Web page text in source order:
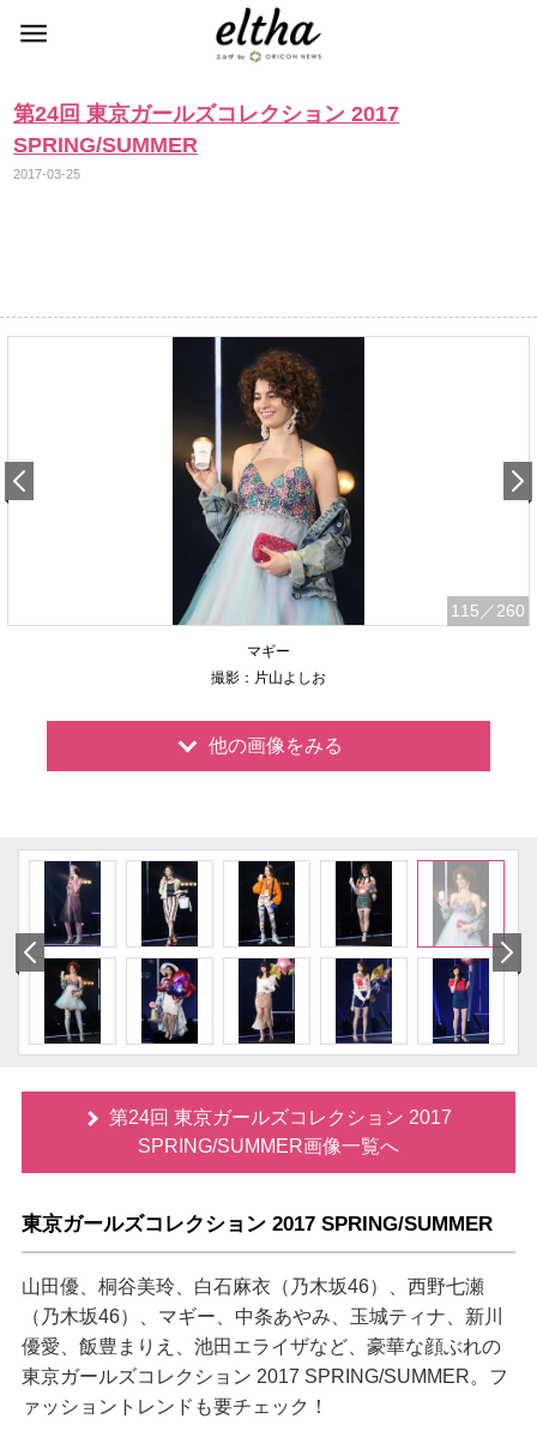
第24回 東京ガールズコレクション 2017
SPRING/SUMMER
2017-03-25
115 ／260
マギー
撮影：片山よしお
他の画像をみる
第24回 東京ガールズコレクション 2017
SPRING/SUMMER画像一覧へ
東京ガールズコレクション 2017 SPRING/SUMMER
山田優、桐谷美玲、白石麻衣（乃木坂46）、西野七瀬
（乃木坂46）、マギー、中条あやみ、玉城ティナ、新川
優愛、飯豊まりえ、池田エライザなど、豪華な顔ぶれの
東京ガールズコレクション 2017 SPRING/SUMMER。フ
ァッショントレンドも要チェック！